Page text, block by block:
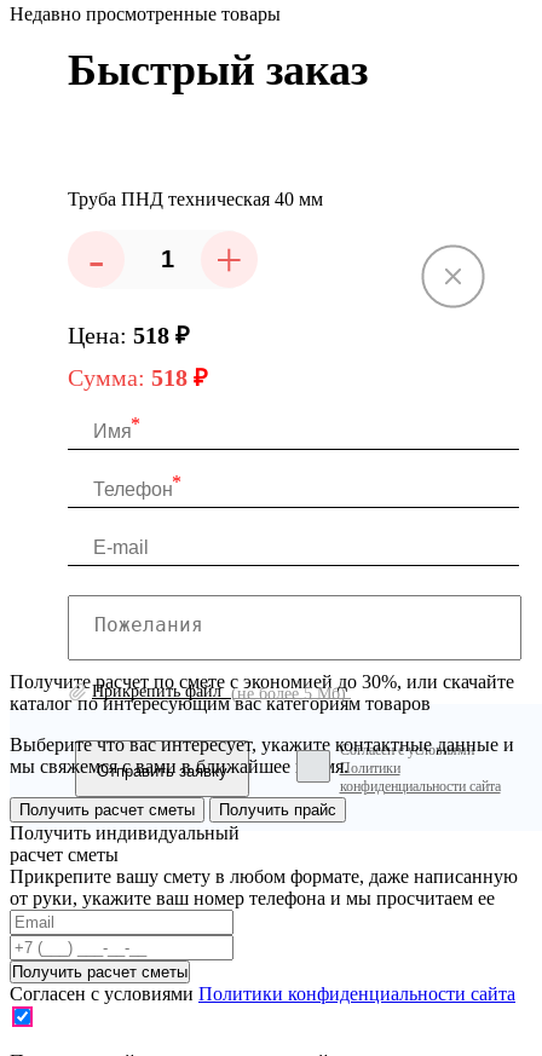
Недавно просмотренные товары
Быстрый заказ
Труба ПНД техническая 40 мм
- +
Цена: 518 ₽
Сумма: 518 ₽
Прикрепить файл(не более 5 Мб)
Согласен с условиями
Политики
конфиденциальности сайта
Получите расчет по смете с экономией до 30%, или скачайте
каталог по интересующим вас категориям товаров
Выберите что вас интересует, укажите контактные данные и
мы свяжемся с вами в ближайшее время.
Получить расчет сметы Получить прайс
Получить индивидуальный
расчет сметы
Прикрепите вашу смету в любом формате, даже написанную
от руки, укажите ваш номер телефона и мы просчитаем ее
Согласен с условиями Политики конфиденциальности сайта